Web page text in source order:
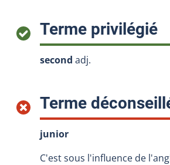
Terme privilégié:
second adj.
Terme
junior
C'est sous l'influence de